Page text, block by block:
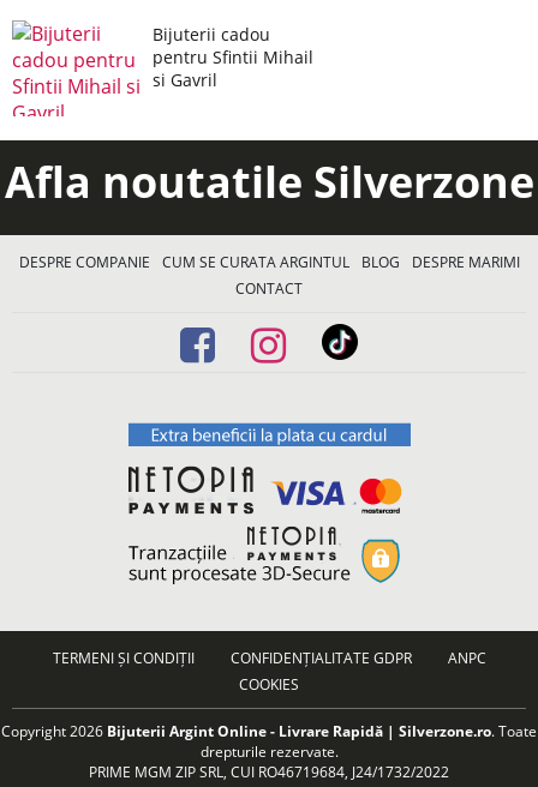
Bijuterii cadou
pentru Sfintii Mihail
si Gavril
Afla noutatile Silverzone
DESPRE COMPANIE CUM SE CURATA ARGINTUL BLOG
DESPRE MARIMI
CONTACT
TERMENI ȘI CONDIȚII CONFIDENȚIALITATE GDPR
ANPC
COOKIES
Copyright 2026 Bijuterii Argint Online - Livrare Rapidă | Silverzone.ro. Toate
drepturile rezervate.
PRIME MGM ZIP SRL, CUI RO46719684, J24/1732/2022